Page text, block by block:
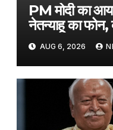
PM मोदी का
नेतन्याहू का
August 6,
AUG 6, 2026